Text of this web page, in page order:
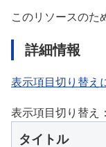
このリソースのた
詳細情報
表示項目切り替え
表示項目切り替え
タイトル